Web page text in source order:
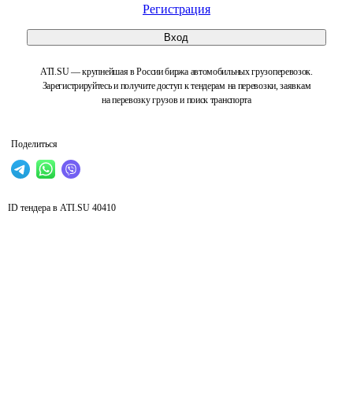
Регистрация
Вход
ATI.SU — крупнейшая в России биржа автомобильных грузоперевозок.
Зарегистрируйтесь и получите доступ к тендерам на перевозки, заявкам
на перевозку грузов и поиск транспорта
Поделиться
ID тендера в ATI.SU 40410